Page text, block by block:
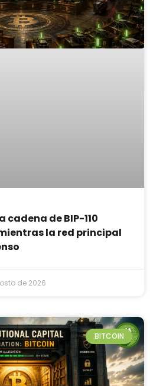
cadena de BIP-110
la red principal
de 2026
BITCOIN